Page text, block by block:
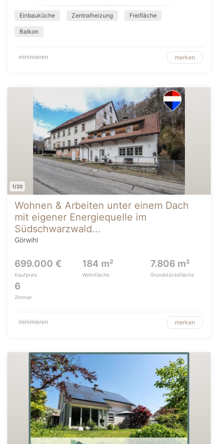
Einbauküche Zentralheizung Freifläche
Balkon
minimieren merken
1/20
Wohnen & Arbeiten unter einem Dach
mit eigener Energiequelle im
Südschwarzwald...
Görwihl
699.000 €
Kaufpreis
184 m²
Wohnfläche
7.806 m²
Grundstücksfläche
6
Zimmer
minimieren merken